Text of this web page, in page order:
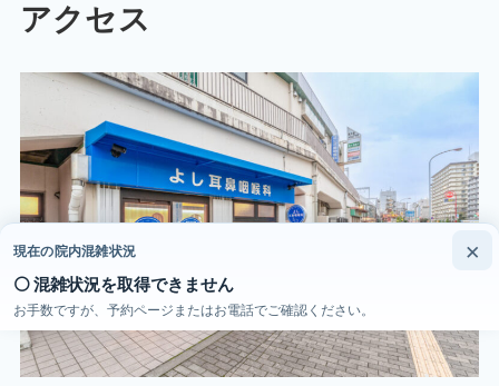
アクセス
現在の院内混雑状況 ×
⚪ 混雑状況を取得できません
お手数ですが、予約ページまたはお電話でご確認ください。